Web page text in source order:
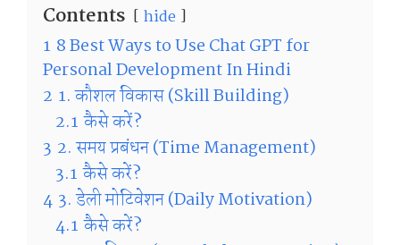
Contents hide
1 8 Best Ways to Use Chat GPT for
Personal Development In Hindi
2 1. कौशल विकास (Skill Building)
2.1 कैसे करें?
3 2. समय प्रबंधन (Time Management)
3.1 कैसे करें?
4 3. डेली मोटिवेशन (Daily Motivation)
4.1 कैसे करें?